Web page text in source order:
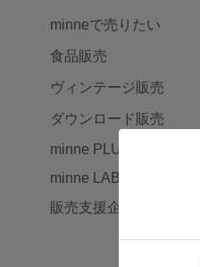
minneで売りたい
食品販売
ヴィンテージ販売
ダウンロード販売
minne PLUS
minne LAB
販売支援企画・イベント